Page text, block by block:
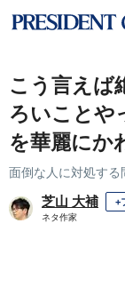
こう言えば
ろいことや
を華麗にか
面倒な人に対処する
芝山 大補 +
ネタ作家